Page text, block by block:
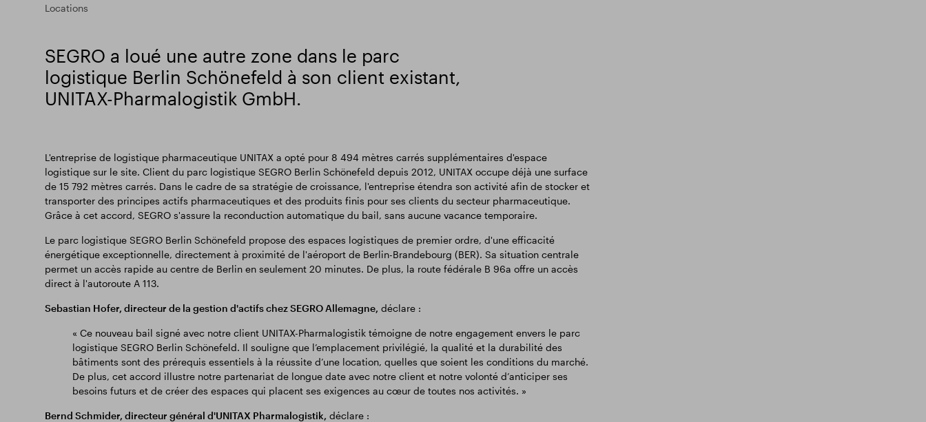
Locations
SEGRO a loué une autre zone dans le parc
logistique Berlin Schönefeld à son client existant,
UNITAX-Pharmalogistik GmbH.
L'entreprise de logistique pharmaceutique UNITAX a opté pour 8 494 mètres carrés supplémentaires d'espace
logistique sur le site. Client du parc logistique SEGRO Berlin Schönefeld depuis 2012, UNITAX occupe déjà une surface
de 15 792 mètres carrés. Dans le cadre de sa stratégie de croissance, l'entreprise étendra son activité afin de stocker et
transporter des principes actifs pharmaceutiques et des produits finis pour ses clients du secteur pharmaceutique.
Grâce à cet accord, SEGRO s'assure la reconduction automatique du bail, sans aucune vacance temporaire.
Le parc logistique SEGRO Berlin Schönefeld propose des espaces logistiques de premier ordre, d'une efficacité
énergétique exceptionnelle, directement à proximité de l'aéroport de Berlin-Brandebourg (BER). Sa situation centrale
permet un accès rapide au centre de Berlin en seulement 20 minutes. De plus, la route fédérale B 96a offre un accès
direct à l'autoroute A 113.
Sebastian Hofer, directeur de la gestion d'actifs chez SEGRO Allemagne, déclare :
« Ce nouveau bail signé avec notre client UNITAX-Pharmalogistik témoigne de notre engagement envers le parc
logistique SEGRO Berlin Schönefeld. Il souligne que l’emplacement privilégié, la qualité et la durabilité des
bâtiments sont des prérequis essentiels à la réussite d’une location, quelles que soient les conditions du marché.
De plus, cet accord illustre notre partenariat de longue date avec notre client et notre volonté d’anticiper ses
besoins futurs et de créer des espaces qui placent ses exigences au cœur de toutes nos activités. »
Bernd Schmider, directeur général d'UNITAX Pharmalogistik, déclare :